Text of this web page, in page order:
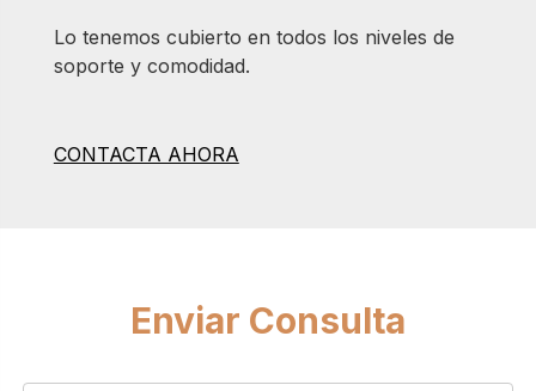
Lo tenemos cubierto en todos los niveles de
soporte y comodidad.
CONTACTA AHORA
Enviar Consulta